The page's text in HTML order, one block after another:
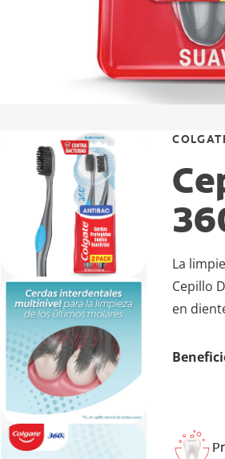
La
Cepillo
en